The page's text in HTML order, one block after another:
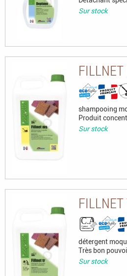
Sur stock
shampooing
Produit
Sur stock
détergent
Très bon
Sur stock